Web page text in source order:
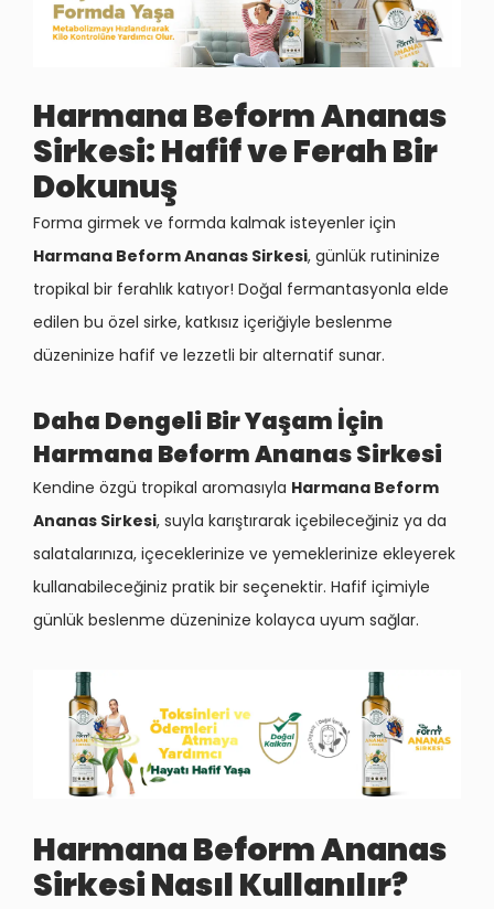
Harmana Beform Ananas
Sirkesi: Hafif ve Ferah Bir
Dokunuş
Forma girmek ve formda kalmak isteyenler için
Harmana Beform Ananas Sirkesi, günlük rutininize
tropikal bir ferahlık katıyor! Doğal fermantasyonla elde
edilen bu özel sirke, katkısız içeriğiyle beslenme
düzeninize hafif ve lezzetli bir alternatif sunar.
Daha Dengeli Bir Yaşam İçin
Harmana Beform Ananas Sirkesi
Kendine özgü tropikal aromasıyla Harmana Beform
Ananas Sirkesi, suyla karıştırarak içebileceğiniz ya da
salatalarınıza, içeceklerinize ve yemeklerinize ekleyerek
kullanabileceğiniz pratik bir seçenektir. Hafif içimiyle
günlük beslenme düzeninize kolayca uyum sağlar.
Harmana Beform Ananas
Sirkesi Nasıl Kullanılır?